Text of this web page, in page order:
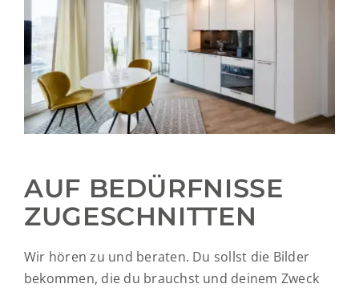
AUF BEDÜRFNISSE
ZUGESCHNITTEN
Wir hören zu und beraten. Du sollst die Bilder
bekommen, die du brauchst und deinem Zweck